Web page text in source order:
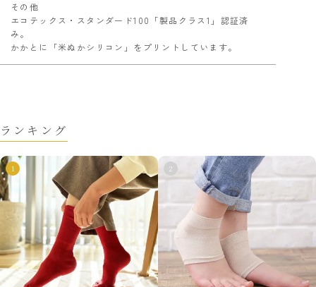
その他
エコテックス・スタンダード100「製品クラス1」認証済
み。
かかとに「米ぬかシリコン」をプリントしています。
ランキング